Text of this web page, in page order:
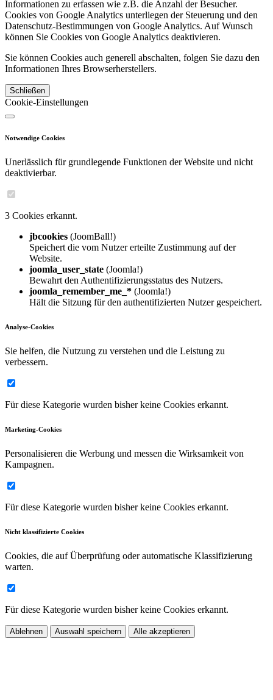
Informationen zu erfassen wie z.B. die Anzahl der Besucher.
Cookies von Google Analytics unterliegen der Steuerung und den
Datenschutz-Bestimmungen von Google Analytics. Auf Wunsch
können Sie Cookies von Google Analytics deaktivieren.
Sie können Cookies auch generell abschalten, folgen Sie dazu den
Informationen Ihres Browserherstellers.
Schließen
Cookie-Einstellungen
Notwendige Cookies
Unerlässlich für grundlegende Funktionen der Website und nicht
deaktivierbar.
3 Cookies erkannt.
jbcookies (JoomBall!)
Speichert die vom Nutzer erteilte Zustimmung auf der
Website.
joomla_user_state (Joomla!)
Bewahrt den Authentifizierungsstatus des Nutzers.
joomla_remember_me_* (Joomla!)
Hält die Sitzung für den authentifizierten Nutzer gespeichert.
Analyse-Cookies
Sie helfen, die Nutzung zu verstehen und die Leistung zu
verbessern.
Für diese Kategorie wurden bisher keine Cookies erkannt.
Marketing-Cookies
Personalisieren die Werbung und messen die Wirksamkeit von
Kampagnen.
Für diese Kategorie wurden bisher keine Cookies erkannt.
Nicht klassifizierte Cookies
Cookies, die auf Überprüfung oder automatische Klassifizierung
warten.
Für diese Kategorie wurden bisher keine Cookies erkannt.
Ablehnen Auswahl speichern Alle akzeptieren